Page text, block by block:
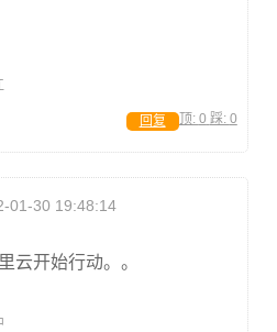
顶: 0 踩: 0
回复
01-30 19:48:14
云开始行动。。